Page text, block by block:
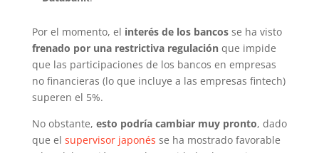
Por el momento, el interés de los bancosse ha visto
frenado por una restrictiva regulaciónque impide
que las participaciones de los bancos en empresas
no financieras (lo que incluye a las empresas fintech)
superen el 5%.
No obstante, esto podría cambiar muy pronto, dado
que el supervisor japonés se ha mostrado favorable